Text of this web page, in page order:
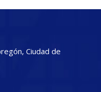
Ciudad de